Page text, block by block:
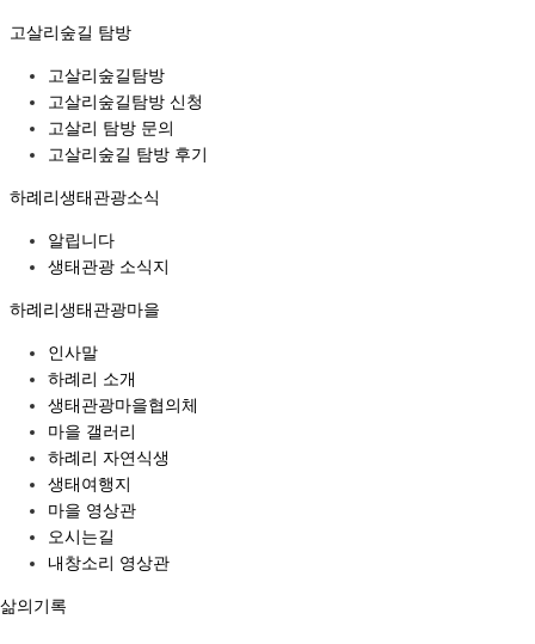
고살리숲길 탐방
고살리숲길탐방
고살리숲길탐방 신청
고살리 탐방 문의
고살리숲길 탐방 후기
하례리생태관광소식
알립니다
생태관광 소식지
하례리생태관광마을
인사말
하례리 소개
생태관광마을협의체
마을 갤러리
하례리 자연식생
생태여행지
마을 영상관
오시는길
내창소리 영상관
삶의기록